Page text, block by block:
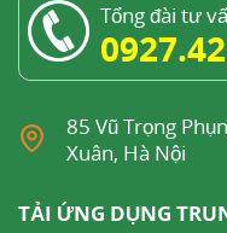
Tổng đài tư
85 Vũ Trọng
Xuân, Hà Nội
TẢI ỨNG DỤNG